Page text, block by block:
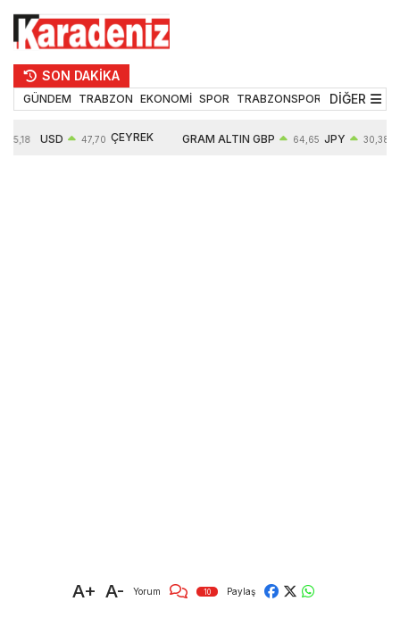
SON DAKİKA
GÜNDEM TRABZON EKONOMİ SPOR TRABZONSPOR TEKNOLOJİ
DİĞER
55,18 USD 47,70 ÇEYREK GRAM ALTIN GBP 64,65 JPY 30,38
A+ A- Yorum 10 Paylaş